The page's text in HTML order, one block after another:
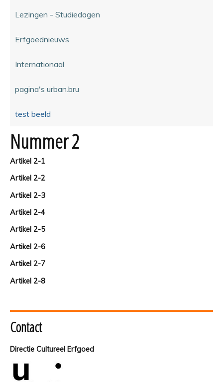
Lezingen - Studiedagen
Erfgoednieuws
Internationaal
pagina's urban.bru
test beeld
Nummer 2
Artikel 2-1
Artikel 2-2
Artikel 2-3
Artikel 2-4
Artikel 2-5
Artikel 2-6
Artikel 2-7
Artikel 2-8
Contact
Directie Cultureel Erfgoed